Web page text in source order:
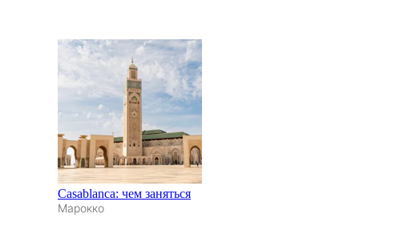
Casablanca: чем заняться
Марокко